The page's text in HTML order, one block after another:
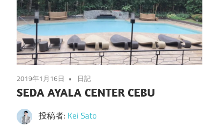
2019年1月16日 日記
SEDA AYALA CENTER CEBU
投稿者: Kei Sato